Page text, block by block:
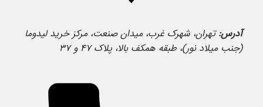
آدرس:تهران، شهرک غرب، میدان صنعت، مرکز خرید لیدوما
(جنب میلاد نور)، طبقه همکف بالا، پلاک ۴۷ و ۳۷